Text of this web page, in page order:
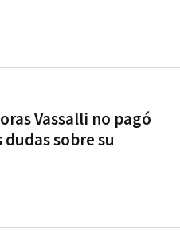
Vassalli no pagó
dudas sobre su